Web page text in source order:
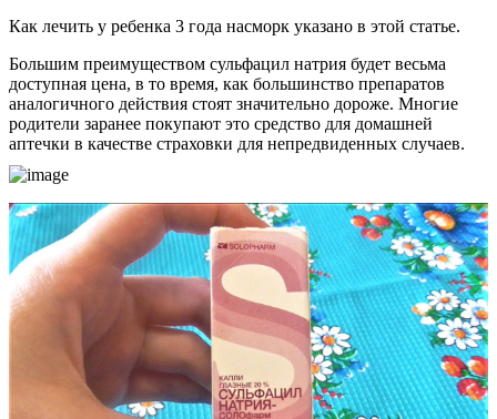
Как лечить у ребенка 3 года насморк указано в этой статье.
Большим преимуществом сульфацил натрия будет весьма
доступная цена, в то время, как большинство препаратов
аналогичного действия стоят значительно дороже. Многие
родители заранее покупают это средство для домашней
аптечки в качестве страховки для непредвиденных случаев.